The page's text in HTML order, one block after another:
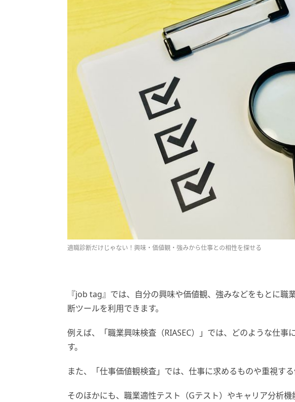
適職診断だけじゃない！興味・価値観・強みから仕事との相性を探せる
『job tag』では、自分の興味や価値観、強みなどをもとに職
断ツールを利用できます。
例えば、「職業興味検査（RIASEC）」では、どのような仕事
す。
また、「仕事価値観検査」では、仕事に求めるものや重視する
そのほかにも、職業適性テスト（Gテスト）やキャリア分析